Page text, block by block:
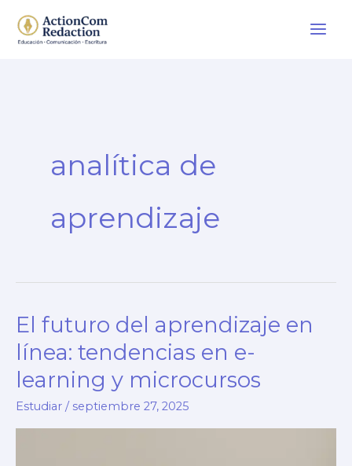
analítica de
aprendizaje
El futuro del aprendizaje en
línea: tendencias en e-
learning y microcursos
Estudiar / septiembre 27, 2025